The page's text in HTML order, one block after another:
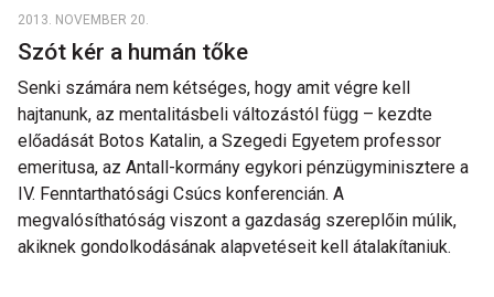
2013. NOVEMBER 20.
Szót kér a humán tőke
Senki számára nem kétséges, hogy amit végre kell
hajtanunk, az mentalitásbeli változástól függ – kezdte
előadását Botos Katalin, a Szegedi Egyetem professor
emeritusa, az Antall-kormány egykori pénzügyminisztere a
IV. Fenntarthatósági Csúcs konferencián. A
megvalósíthatóság viszont a gazdaság szereplőin múlik,
akiknek gondolkodásának alapvetéseit kell átalakítaniuk.